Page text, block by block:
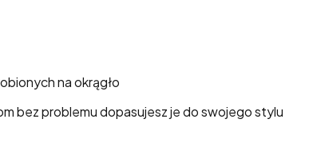
na okrągło
bez problemu dopasujesz je do swojego stylu